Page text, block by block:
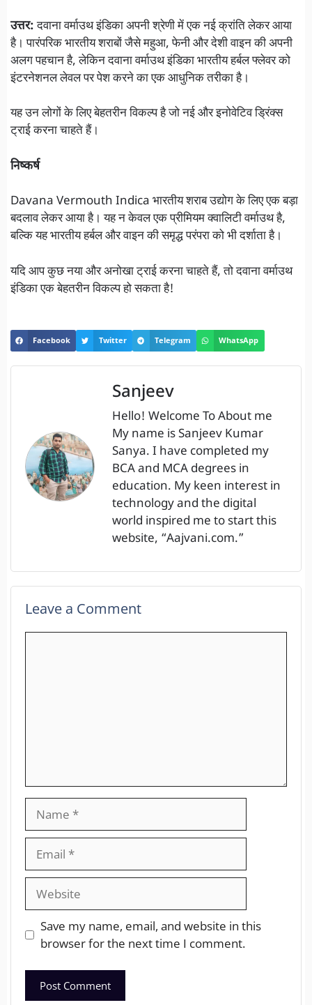
उत्तर:दवाना वर्माउथ इंडिका अपनी श्रेणी में एक नई क्रांति लेकर आया
है। पारंपरिक भारतीय शराबों जैसे महुआ, फेनी और देशी वाइन की अपनी
अलग पहचान है, लेकिन दवाना वर्माउथ इंडिका भारतीय हर्बल फ्लेवर को
इंटरनेशनल लेवल पर पेश करने का एक आधुनिक तरीका है।
यह उन लोगों के लिए बेहतरीन विकल्प है जो नई और इनोवेटिव ड्रिंक्स
ट्राई करना चाहते हैं।
निष्कर्ष
Davana Vermouth Indica भारतीय शराब उद्योग के लिए एक बड़ा
बदलाव लेकर आया है। यह न केवल एक प्रीमियम क्वालिटी वर्माउथ है,
बल्कि यह भारतीय हर्बल और वाइन की समृद्ध परंपरा को भी दर्शाता है।
यदि आप कुछ नया और अनोखा ट्राई करना चाहते हैं, तो दवाना वर्माउथ
इंडिका एक बेहतरीन विकल्प हो सकता है!
Facebook Twitter Telegram WhatsApp
Sanjeev
Hello! Welcome To About me
My name is Sanjeev Kumar
Sanya. I have completed my
BCA and MCA degrees in
education. My keen interest in
technology and the digital
world inspired me to start this
website, “Aajvani.com.”
Leave a Comment
Save my name, email, and website in this
browser for the next time I comment.